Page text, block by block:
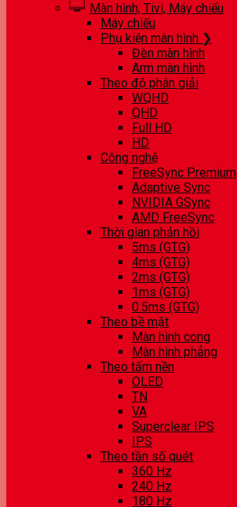
Màn hình, Tivi, Máy chiếu
Máy chiếu
Phụ kiện màn hình ❯
Đèn màn hình
Arm màn hình
Theo độ phân giải
WQHD
QHD
Full HD
HD
Công nghệ
FreeSync Premium
Adaptive Sync
NVIDIA GSync
AMD FreeSync
Thời gian phản hồi
5ms (GTG)
4ms (GTG)
2ms (GTG)
1ms (GTG)
0.5ms (GTG)
Theo bề mặt
Màn hình cong
Màn hình phẳng
Theo tấm nền
OLED
TN
VA
Superclear IPS
IPS
Theo tần số quét
360 Hz
240 Hz
180 Hz